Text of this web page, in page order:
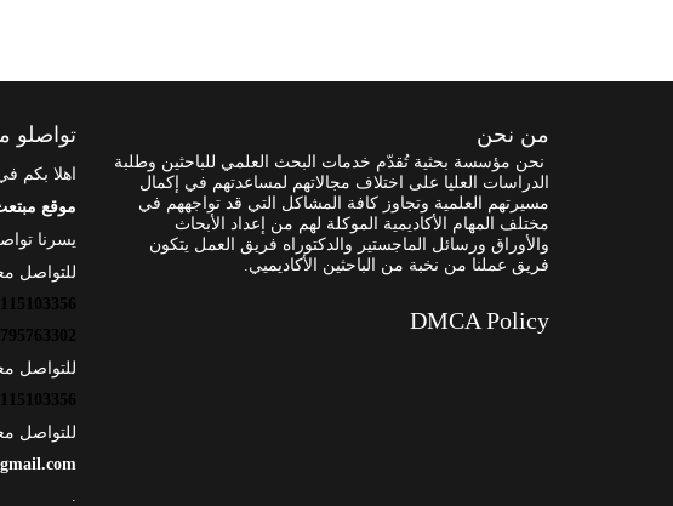
من نحن
نحن مؤسسة بحثية تُقدّم خدمات البحث العلمي للباحثين وطلبة
الدراسات العليا على اختلاف مجالاتهم لمساعدتهم في إكمال
مسيرتهم العلمية وتجاوز كافة المشاكل التي قد تواجههم في
مختلف المهام الأكاديمية الموكلة لهم من إعداد الأبحاث
والأوراق ورسائل الماجستير والدكتوراه فريق العمل يتكون
فريق عملنا من نخبة من الباحثين الأكاديميي.
DMCA Policy
تواصلو
اهلا بكم
موقع
يسرنا
للتواصل
للتواصل
للتواصل